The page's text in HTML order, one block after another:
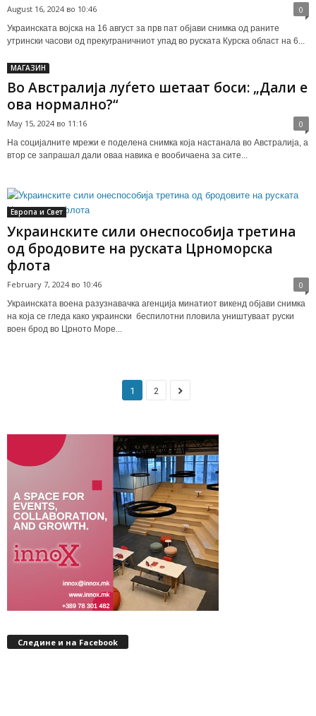
August 16, 2024 во 10:46 0
Украинската војска на 16 август за прв пат објави снимка од раните
утрински часови од прекуграничниот упад во руската Курска област на 6...
МАГАЗИН
Во Австралија луѓето шетаат боси: „Дали е
ова нормално?“
May 15, 2024 во 11:16 0
На социјалните мрежи е поделена снимка која настанала во Австралија, а
втор се запрашал дали оваа навика е вообичаена за сите...
Европа и Свет
Украинските сили онеспособија третина
од бродовите на руската Црноморска
флота
February 7, 2024 во 10:46 0
Украинската воена разузнавачка агенција минатиот викенд објави снимка
на која се гледа како украински беспилотни пловила уништуваат руски
воен брод во Црното Море...
1 2
Следине и на Facebook